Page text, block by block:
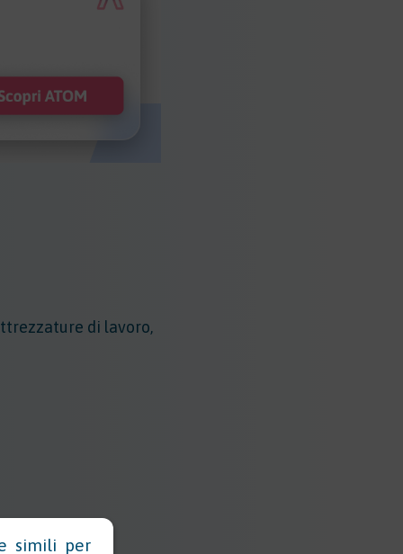
di lavoro,
simili per